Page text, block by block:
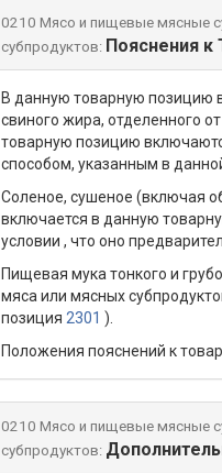
0210 Мясо и пищевые мясные
субпродуктов: Пояснения
В данную товарную позицию
свиного жира, отделенного
товарную позицию
способом, указанным в
Соленое, сушеное (включая
включается в данную
условии , что оно
Пищевая мука тонкого и
мяса или мясных
позиция 2301 ).
Положения пояснений к
0210 Мясо и пищевые мясные
субпродуктов: